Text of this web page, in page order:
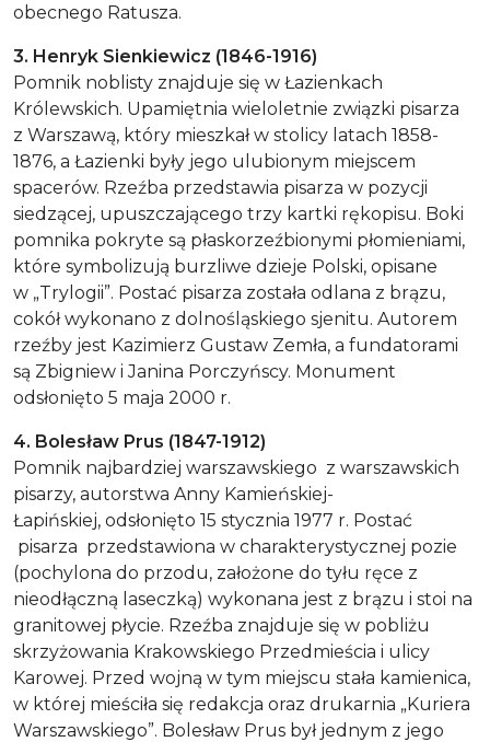
obecnego Ratusza.
3. Henryk Sienkiewicz (1846-1916)
Pomnik noblisty znajduje się w Łazienkach
Królewskich. Upamiętnia wieloletnie związki pisarza
z Warszawą, który mieszkał w stolicy latach 1858-
1876, a Łazienki były jego ulubionym miejscem
spacerów. Rzeźba przedstawia pisarza w pozycji
siedzącej, upuszczającego trzy kartki rękopisu. Boki
pomnika pokryte są płaskorzeźbionymi płomieniami,
które symbolizują burzliwe dzieje Polski, opisane
w „Trylogii”. Postać pisarza została odlana z brązu,
cokół wykonano z dolnośląskiego sjenitu. Autorem
rzeźby jest Kazimierz Gustaw Zemła, a fundatorami
są Zbigniew i Janina Porczyńscy. Monument
odsłonięto 5 maja 2000 r.
4. Bolesław Prus (1847-1912)
Pomnik najbardziej warszawskiego z warszawskich
pisarzy, autorstwa Anny Kamieńskiej-
Łapińskiej, odsłonięto 15 stycznia 1977 r. Postać
pisarza przedstawiona w charakterystycznej pozie
(pochylona do przodu, założone do tyłu ręce z
nieodłączną laseczką) wykonana jest z brązu i stoi na
granitowej płycie. Rzeźba znajduje się w pobliżu
skrzyżowania Krakowskiego Przedmieścia i ulicy
Karowej. Przed wojną w tym miejscu stała kamienica,
w której mieściła się redakcja oraz drukarnia „Kuriera
Warszawskiego”. Bolesław Prus był jednym z jego